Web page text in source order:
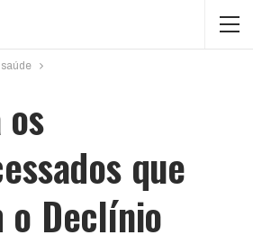
que
o Declínio